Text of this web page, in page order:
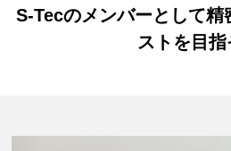
S-Tecのメンバーとして精
ストを目指